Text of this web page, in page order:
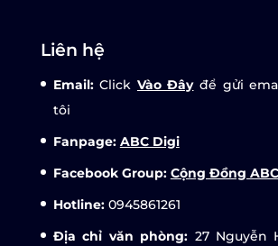
Liên hệ
Email:Click Vào Đâyđể gửi
tôi
Fanpage: ABC Digi
Facebook Group: Cộng Đồng
Hotline: 0945861261
Địa chỉ văn phòng: 27 Nguyễn